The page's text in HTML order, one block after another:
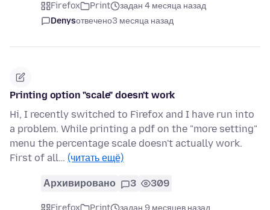
Firefox Print
задан 4 месяца назад
Denysотвечено3 месяца назад
Printing option "scale" doesn't work
Hi, I recently switched to Firefox and I have run into
a problem. While printing a pdf on the "more setting"
menu the percentage scale doesn't actually work.
First of all… (читать ещё)
Архивировано 3 309